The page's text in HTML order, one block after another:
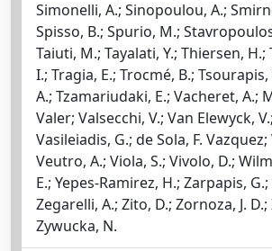
Simonelli, A.; Sinopoulou, A.;
Spisso, B.; Spurio, M.;
Taiuti, M.; Tayalati, Y.; Thiersen,
I.; Tragia, E.; Trocmé, B.;
A.; Tzamariudaki, E.; Vacheret, A.;
Valer; Valsecchi, V.; Van Elewyck,
Vasileiadis, G.; de Sola, F.
Veutro, A.; Viola, S.; Vivolo, D.;
E.; Yepes-Ramirez, H.; Zarpapis,
Zegarelli, A.; Zito, D.; Zornoza, J. D.;
Zywucka, N.